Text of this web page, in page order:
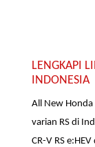
LENGKAPI
INDONESIA
All New Honda
varian RS di
CR-V RS